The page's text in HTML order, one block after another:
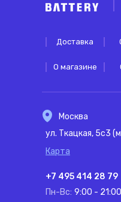
Доставка
О магазине
Москва
ул. Ткацкая, 5с3
Карта
+7 495 414 28 79
Пн-Вс: 9:00 - 21:00